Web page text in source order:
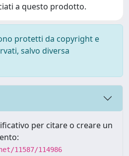
a questo prodotto.
protetti da copyright e
salvo diversa
per citare o creare un
11587/114986